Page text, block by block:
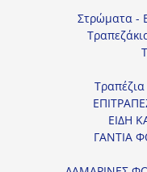
Στρώματα -
ΕΙΔΗ
ΓΑΝΤΙΑ